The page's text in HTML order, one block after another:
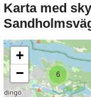
Karta med
6
+
−